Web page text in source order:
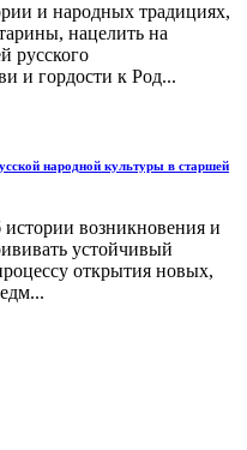
и народных традициях,
нацелить на
русского
и гордости к Род...
народной культуры в старшей
истории возникновения и
устойчивый
открытия новых,